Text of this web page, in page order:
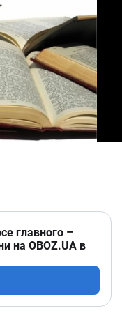
главного –
на OBOZ.UA в